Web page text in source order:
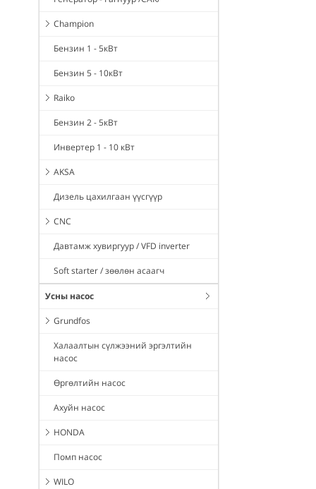
Champion
Бензин 1 - 5кВт
Бензин 5 - 10кВт
Raiko
Бензин 2 - 5кВт
Инвертер 1 - 10 кВт
AKSA
Дизель цахилгаан үүсгүүр
CNC
Давтамж хувиргуур / VFD inverter
Soft starter / зөөлөн асаагч
Усны насос
Grundfos
Халаалтын сүлжээний эргэлтийн
насос
Өргөлтийн насос
Ахуйн насос
HONDA
Помп насос
WILO